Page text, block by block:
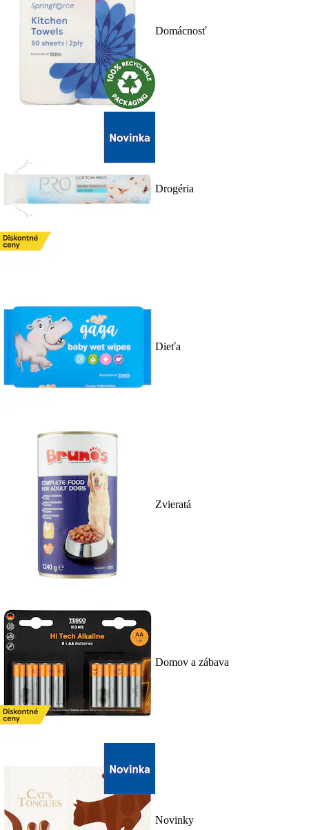
Domácnosť
Drogéria
Dieťa
Zvieratá
Domov a zábava
Novinky